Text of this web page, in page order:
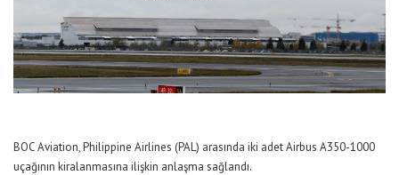
BOC Aviation, Philippine Airlines (PAL) arasında iki adet Airbus A350-1000
uçağının kiralanmasına ilişkin anlaşma sağlandı.